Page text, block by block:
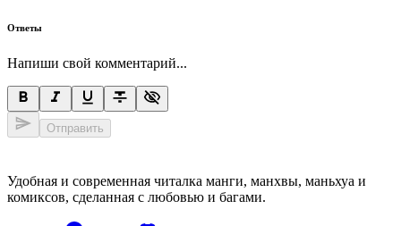
Ответы
Напиши свой комментарий...
Отправить
Удобная и современная читалка манги, манхвы, маньхуа и
комиксов, сделанная с любовью и багами.